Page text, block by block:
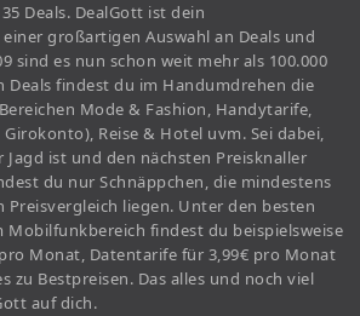
Deals. DealGott ist dein
großartigen Auswahl an Deals und
sind es nun schon weit mehr als 100.000
Deals findest du im Handumdrehen die
Mode & Fashion, Handytarife,
Reise & Hotel uvm. Sei dabei,
Jagd ist und den nächsten Preisknaller
du nur Schnäppchen, die mindestens
Preisvergleich liegen. Unter den besten
Mobilfunkbereich findest du beispielsweise
Monat, Datentarife für 3,99€ pro Monat
zu Bestpreisen. Das alles und noch viel
auf dich.